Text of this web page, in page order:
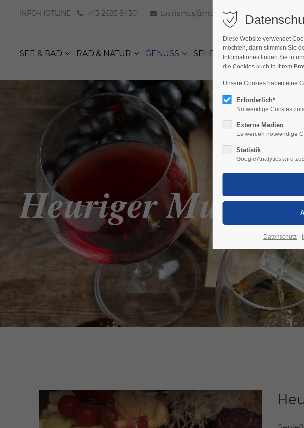
INFO-HOTLINE +43 2685 8430 tourismus@moerbisch.com
SEE & BAD RAD & NATUR GENUSS SEHENSWERT
Heuriger Mudi
Diese Website verwendet
möchten, dann stimmen Sie
Informationen finden Sie in
die Cookies auch in Ihrem
Unsere Cookies haben eine
Erforderlich*
Notwendige Cookies
Externe Medien
Es werden notwendige
Statistik
Google Analytics wird
Datenschutz